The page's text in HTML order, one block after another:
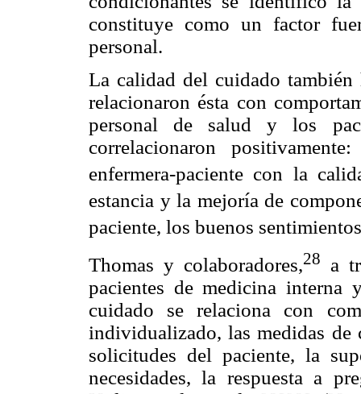
constituye como un factor
personal.
La calidad del cuidado
relacionaron ésta con
personal de salud y los
correlacionaron
enfermera-paciente con la
estancia y la mejoría de
paciente, los buenos
Thomas y colaboradores,28
a
pacientes de medicina
cuidado se relaciona con
individualizado, las medidas de
solicitudes del paciente, la
necesidades, la respuesta a